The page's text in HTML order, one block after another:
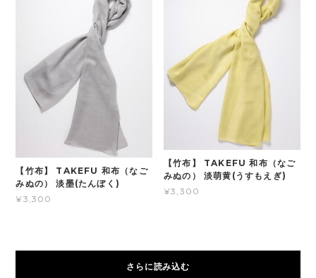
【竹布】 TAKEFU 和布（なご
みぬの） 淡墨(たんぼく)
¥3,300
【竹布】 TAKEFU 和布（なご
みぬの） 淡萌黄(うすもえぎ)
¥3,300
さらに読み込む